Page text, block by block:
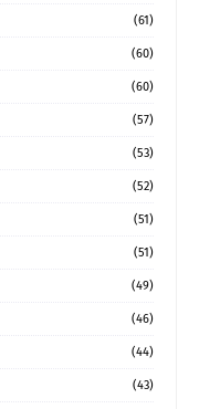
(61)
(60)
(60)
(57)
(53)
(52)
(51)
(51)
(49)
(46)
(44)
(43)